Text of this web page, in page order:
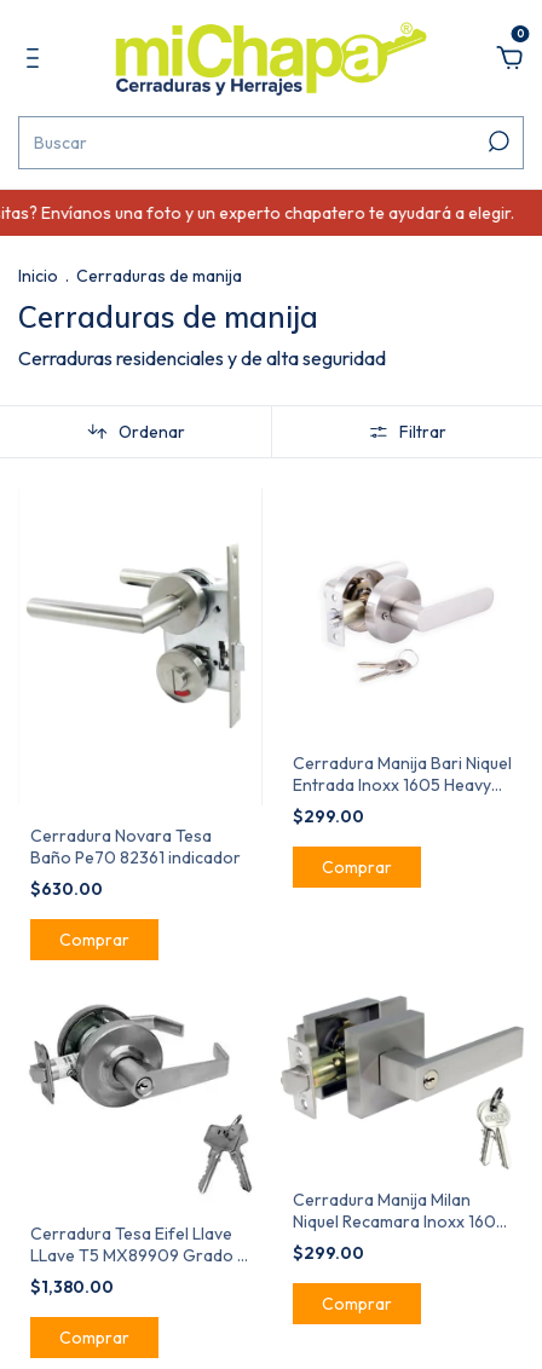
0
una foto y un experto chapatero te ayudará a elegir. ¿No
Inicio . Cerraduras de manija
Cerraduras de manija
Cerraduras residenciales y de alta seguridad
Ordenar Filtrar
Cerradura Novara Tesa
Baño Pe70 82361 indicador
$630.00
Cerradura Manija Bari Niquel
Entrada Inoxx 1605 Heavy
Duty
$299.00
Cerradura Tesa Eifel Llave
LLave T5 MX89909 Grado 1
UL
$1,380.00
Cerradura Manija Milan
Niquel Recamara Inoxx 1600
Heavy Duty
$299.00